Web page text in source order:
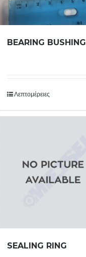
BEARING BUSHING
Λεπτομέρειες
SEALING RING